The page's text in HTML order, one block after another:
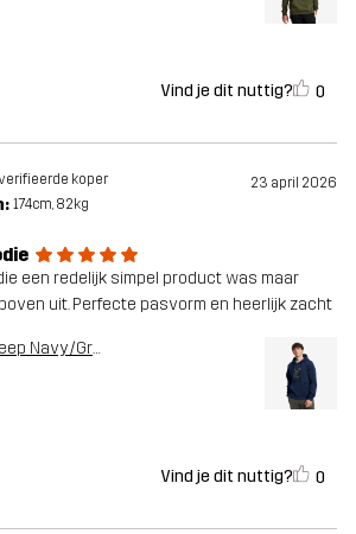
Vind je dit nuttig? 0
koper 23 april 2026
174cm, 82kg
een redelijk simpel product was maar
uit. Perfecte pasvorm en heerlijk zacht
Deep Navy/Grape Leaf
Vind je dit nuttig? 0